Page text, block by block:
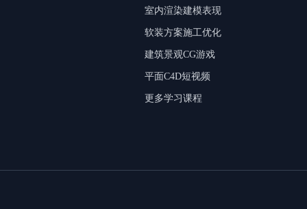
室内渲染建模表现
软装方案施工优化
建筑景观CG游戏
平面C4D短视频
更多学习课程